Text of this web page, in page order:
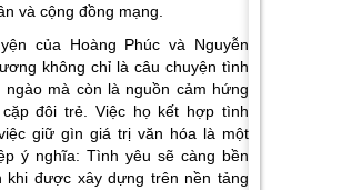
và cộng đồng mạng.
của Hoàng Phúc và Nguyễn
không chỉ là câu chuyện tình
ngào mà còn là nguồn cảm hứng
đôi trẻ. Việc họ kết hợp tình
giữ gìn giá trị văn hóa là một
ý nghĩa: Tình yêu sẽ càng bền
khi được xây dựng trên nền tảng